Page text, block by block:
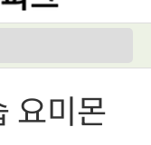
요미몬